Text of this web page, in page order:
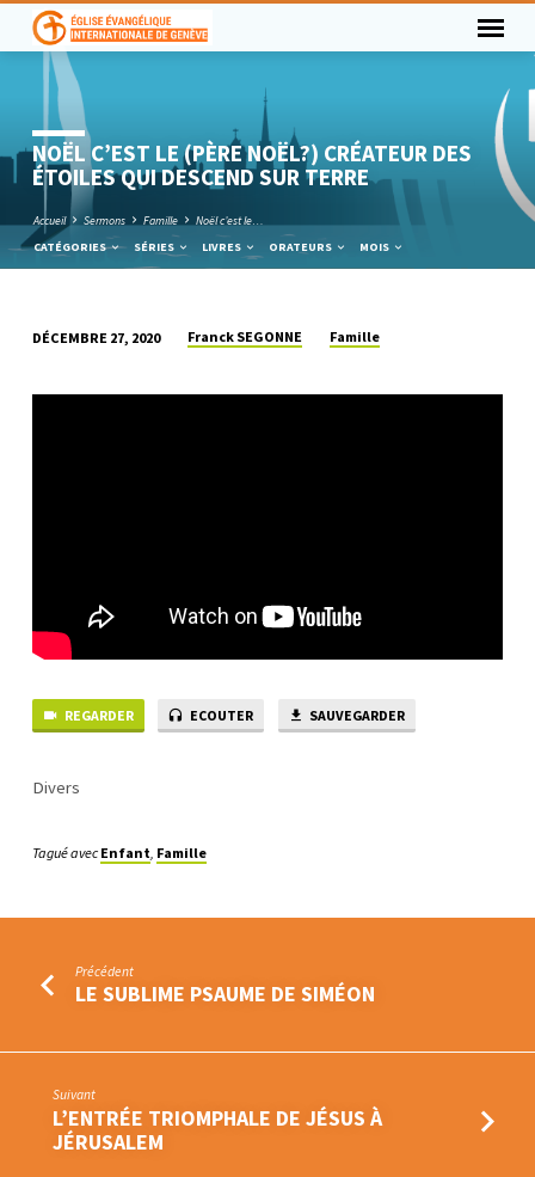
NOËL C’EST LE (PÈRE NOËL?) CRÉATEUR DES
ÉTOILES QUI DESCEND SUR TERRE
Accueil Sermons Famille
Noël c’est le…
CATÉGORIES
SÉRIES LIVRES ORATEURS MOIS
C’EST
DESCEND
SUR
DÉCEMBRE 27, 2020 Franck SEGONNE Famille
REGARDER ECOUTER SAUVEGARDER
Divers
Tagué avec Enfant, Famille
Précédent
LE SUBLIME PSAUME DE SIMÉON
Suivant
L’ENTRÉE TRIOMPHALE DE JÉSUS À
JÉRUSALEM